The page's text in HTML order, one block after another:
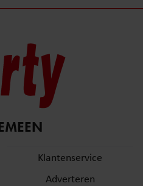
Klantenservice
Adverteren